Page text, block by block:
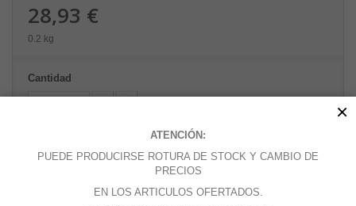
28,93 €
0.2 kg
Cantidad
Añadir al carrito
ATENCIÓN:
PUEDE PRODUCIRSE ROTURA DE STOCK Y CAMBIO DE
PRECIOS
EN LOS ARTICULOS OFERTADOS.
×